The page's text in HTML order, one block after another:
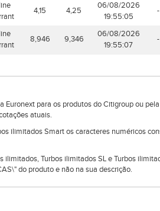
4,15 4,25
06/08/2026
19:55:05
-
8,946 9,346
06/08/2026
19:55:07
-
Euronext para os produtos do Citigroup ou
atuais.
ilimitados Smart os caracteres numéricos
ilimitados, Turbos ilimitados SL e Turbos
do produto e não na sua descrição.